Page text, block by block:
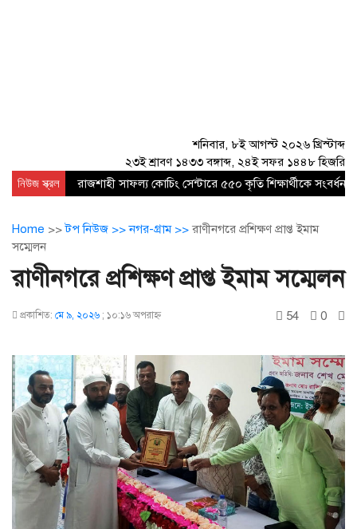
শনিবার, ৮ই আগস্ট ২০২৬ খ্রিস্টাব্দ
২৩ই শ্রাবণ ১৪৩৩ বঙ্গাব্দ, ২৪ই সফর ১৪৪৮ হিজরি
নিউজ স্ক্রল রাজশাহী সাফল্য কোচিং সেন্টারে ৫৫০ কৃতি শিক্ষার্থীকে সংবর্ধনা
Home >>টপ নিউজ >>নগর-গ্রাম >> রাণীনগরে প্রশিক্ষণ প্রাপ্ত ইমাম
সম্মেলন
রাণীনগরে প্রশিক্ষণ প্রাপ্ত ইমাম সম্মেলন
প্রকাশিত: মে ৯, ২০২৬ ; ১০:১৬ অপরাহ্ণ 54 0